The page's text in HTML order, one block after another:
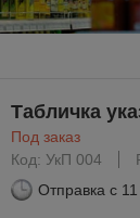
Табличка
Под заказ
Код: УкП 004
Отправка с